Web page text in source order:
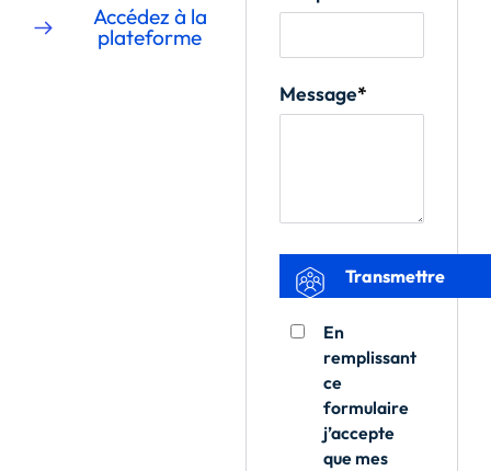
Accédez à la
plateforme
Message*
En
remplissant
ce
formulaire
j’accepte
que mes